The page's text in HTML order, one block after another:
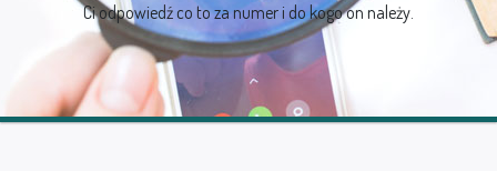
Ci odpowiedź co to za numer i do kogo on należy.